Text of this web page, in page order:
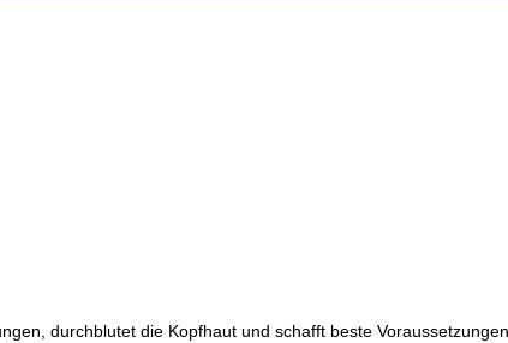
durchblutet die Kopfhaut und schafft beste